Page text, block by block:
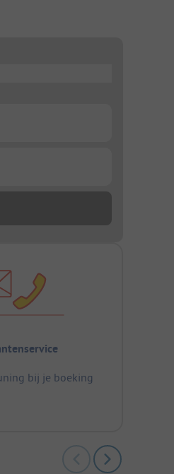
bij je boeking